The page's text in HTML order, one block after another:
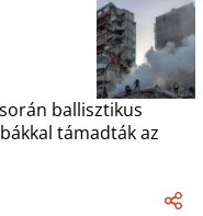
ballisztikus
támadták az